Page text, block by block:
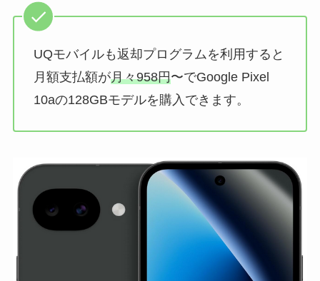
UQモバイルも返却プログラムを利用すると
月額支払額が月々958円〜でGoogle Pixel
10aの128GBモデルを購入できます。